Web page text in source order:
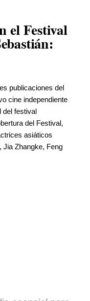
el Festival
publicaciones del
cine independiente
del festival
del Festival,
asiáticos
Jia Zhangke, Feng